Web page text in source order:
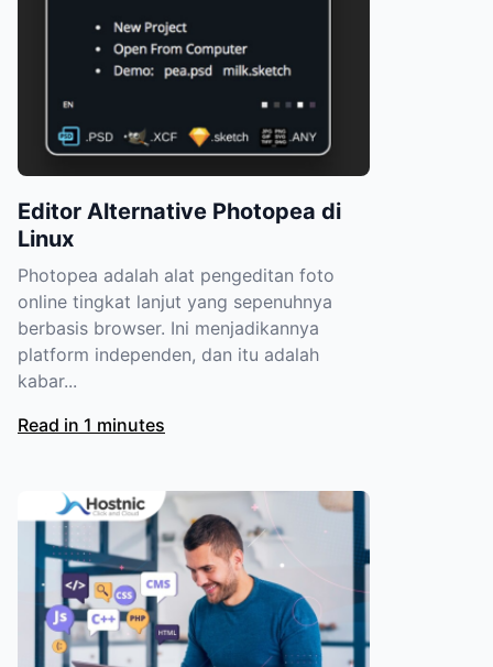
Editor Alternative Photopea di
Linux
Photopea adalah alat pengeditan foto
online tingkat lanjut yang sepenuhnya
berbasis browser. Ini menjadikannya
platform independen, dan itu adalah
kabar...
Read in 1 minutes